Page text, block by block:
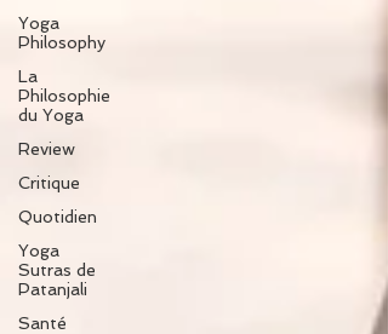
Yoga
Philosophy
La
Philosophie
du Yoga
Review
Critique
Quotidien
Yoga
Sutras de
Patanjali
Santé